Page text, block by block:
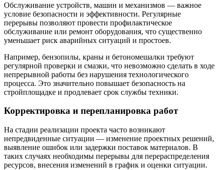
Обслуживание устройств, машин и механизмов — важное
условие безопасности и эффективности. Регулярные
перерывы позволяют провести профилактическое
обслуживание или ремонт оборудования, что существенно
уменьшает риск аварийных ситуаций и простоев.
Например, бензопилы, краны и бетономешалки требуют
регулярной проверки и смазки, что невозможно сделать в ходе
непрерывной работы без нарушения технологического
процесса. Это значительно повышает безопасность на
стройплощадке и продлевает срок службы техники.
Корректировка и перепланировка работ
На стадии реализации проекта часто возникают
непредвиденные ситуации — изменение проектных решений,
выявление ошибок или задержки поставок материалов. В
таких случаях необходимы перерывы для перераспределения
ресурсов, внесения изменений в график и оценки ситуации.